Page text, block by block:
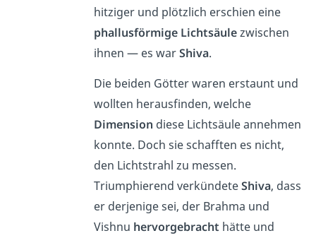
hitziger und plötzlich erschien eine
phallusförmige Lichtsäulezwischen
ihnen — es warShiva.
Die beiden Götter waren erstaunt und
wollten herausfinden, welche
Dimension diese Lichtsäule annehmen
konnte. Doch sie schafften es nicht,
den Lichtstrahl zu messen.
Triumphierend verkündeteShiva, dass
er derjenige sei, der Brahma und
Vishnu hervorgebracht hätte und